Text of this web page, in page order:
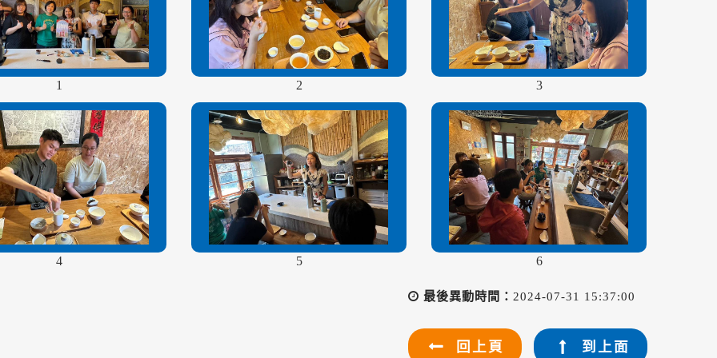
1 2 3
4 5 6
最後異動時間： 2024-07-31 15:37:00
回上頁 到上面